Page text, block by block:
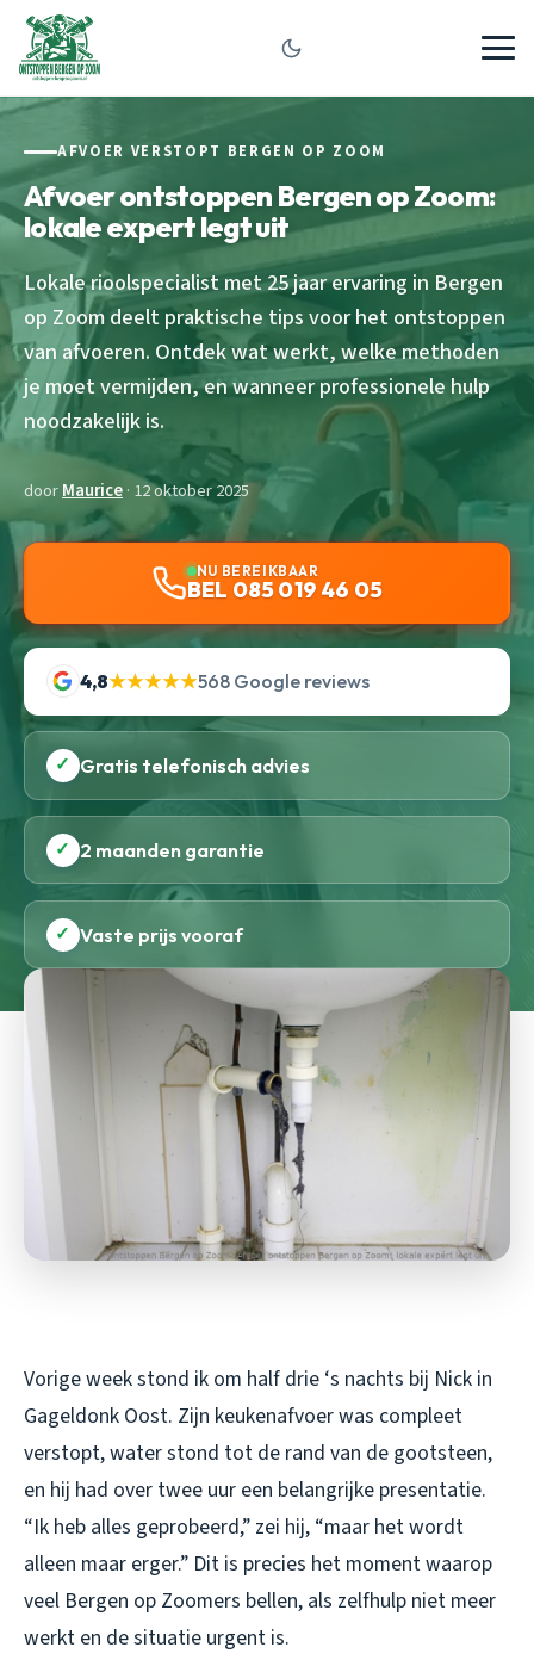
AFVOER VERSTOPT BERGEN OP ZOOM
Afvoer ontstoppen Bergen op Zoom:
lokale expert legt uit
Lokale rioolspecialist met 25 jaar ervaring in Bergen
op Zoom deelt praktische tips voor het ontstoppen
van afvoeren. Ontdek wat werkt, welke methoden
je moet vermijden, en wanneer professionele hulp
noodzakelijk is.
doorMaurice· 12 oktober 2025
NU BEREIKBAAR
BEL 085 019 46 05
4,8★★★★★568 Google reviews
✓ Gratis telefonisch advies
✓ 2 maanden garantie
✓ Vaste prijs vooraf
Vorige week stond ik om half drie ‘s nachts bij Nick in
Gageldonk Oost. Zijn keukenafvoer was compleet
verstopt, water stond tot de rand van de gootsteen,
en hij had over twee uur een belangrijke presentatie.
“Ik heb alles geprobeerd,” zei hij, “maar het wordt
alleen maar erger.” Dit is precies het moment waarop
veel Bergen op Zoomers bellen, als zelfhulp niet meer
werkt en de situatie urgent is.